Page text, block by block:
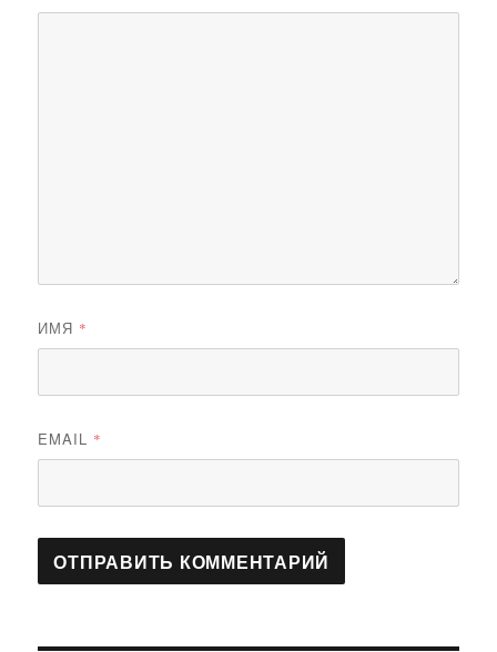
ИМЯ *
EMAIL *